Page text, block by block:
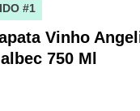
#1
Vinho
750 Ml